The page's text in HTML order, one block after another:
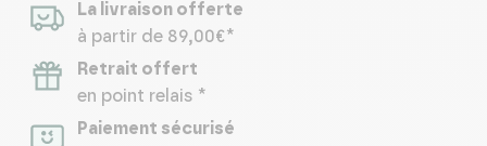
La livraison offerte
à partir de 89,00€*
Retrait offert
en point relais *
Paiement sécurisé